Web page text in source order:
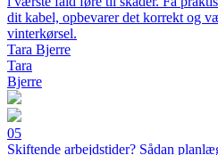
dit kabel, opbevarer det korrekt og
vinterkørsel.
Tara Bjerre
Tara
Bjerre
05
Skiftende arbejdstider? Sådan